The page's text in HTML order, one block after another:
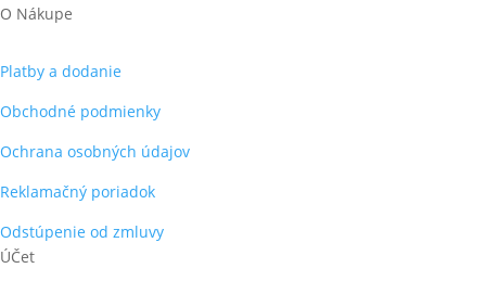
O Nákupe
Platby a dodanie
Obchodné podmienky
Ochrana osobných údajov
Reklamačný poriadok
Odstúpenie od zmluvy
ÚČet